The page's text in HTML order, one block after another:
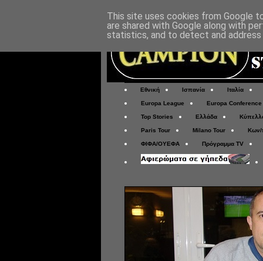
Εθνική Ισπανία Ιταλία
Europa League Europa Conference
Top Stories Ελλάδα
Paris Tour Milano Tour Κων/
ΦΙΦΑ/ΟΥΕΦΑ Πρόγραμμα TV
This site uses cookies from Google
are shared with Google along with
statistics, and to detect and address